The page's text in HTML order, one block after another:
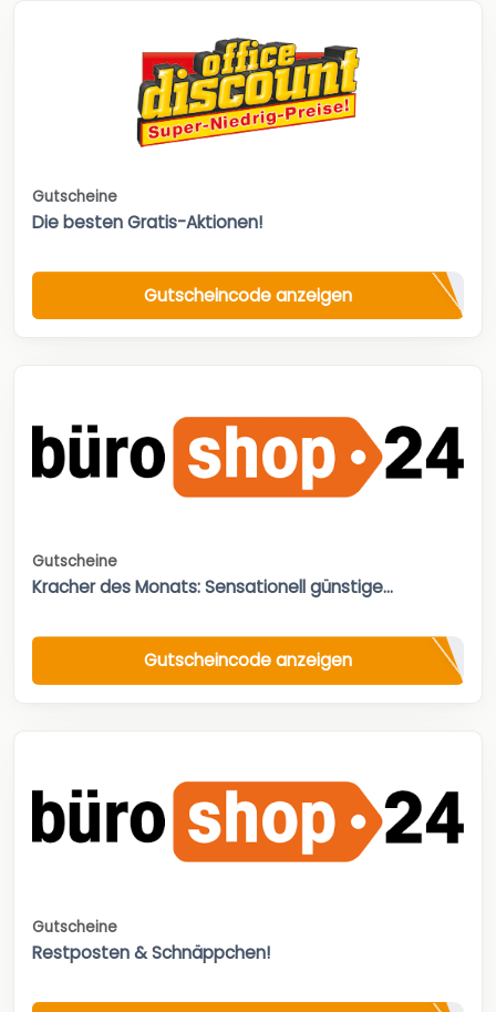
Gutscheine
Die besten Gratis-Aktionen!
Gutscheincode anzeigen
Gutscheine
Kracher des Monats: Sensationell günstige...
Gutscheincode anzeigen
Gutscheine
Restposten & Schnäppchen!